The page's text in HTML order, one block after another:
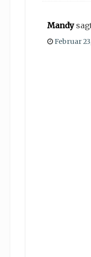
Mandy
Februar